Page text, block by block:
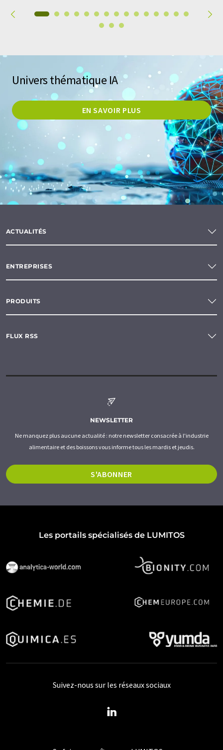
Univers thématique IA
EN SAVOIR PLUS
ACTUALITÉS
ENTREPRISES
PRODUITS
FLUX RSS
NEWSLETTER
Ne manquez plus aucune actualité : notre newsletter consacrée à l'industrie
alimentaire et des boissons vous informe tous les mardis et jeudis.
S'ABONNER
Les portails spécialisés de LUMITOS
Suivez-nous sur les réseaux sociaux